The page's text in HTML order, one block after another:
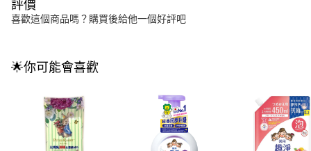
評價
喜歡這個商品嗎？購買後給他一個好評吧
🌟你可能會喜歡